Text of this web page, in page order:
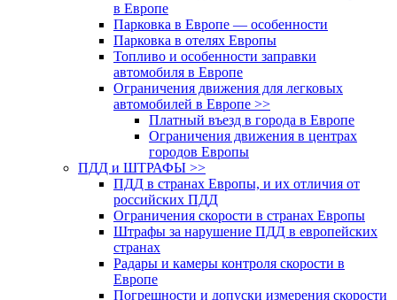
в Европе
Парковка в Европе — особенности
Парковка в отелях Европы
Топливо и особенности заправки
автомобиля в Европе
Ограничения движения для легковых
автомобилей в Европе >>
Платный въезд в города в Европе
Ограничения движения в центрах
городов Европы
ПДД и ШТРАФЫ >>
ПДД в странах Европы, и их отличия от
российских ПДД
Ограничения скорости в странах Европы
Штрафы за нарушение ПДД в европейских
странах
Радары и камеры контроля скорости в
Европе
Погрешности и допуски измерения скорости